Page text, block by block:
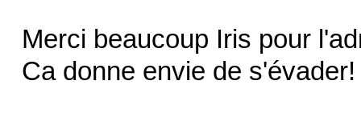
Merci beaucoup Iris pour
Ca donne envie de